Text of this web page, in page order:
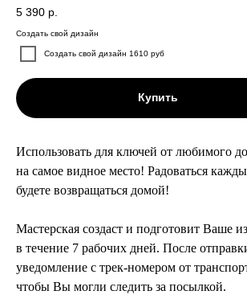
5 390 р.
Создать свой дизайн
Создать свой дизайн 1610 руб
Купить
Использовать для ключей от любимого
на самое видное место! Радоваться
будете возвращаться домой!
Мастерская создаст и подготовит Ваше
в течение 7 рабочих дней. После
уведомление с трек-номером от
чтобы Вы могли следить за посылкой.